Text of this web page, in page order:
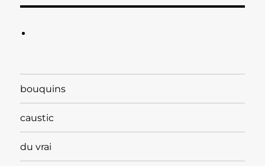
bouquins
caustic
du vrai